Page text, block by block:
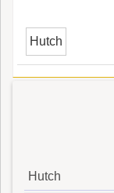
Hutch
Hutch